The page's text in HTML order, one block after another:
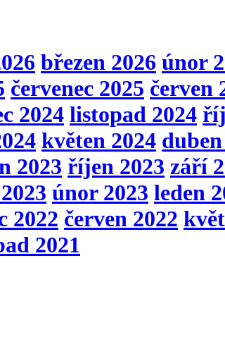
březen 2026 únor
červenec 2025 červen
2024 listopad 2024
květen 2024
2023 říjen 2023 září
únor 2023 leden
2022 červen 2022
2021